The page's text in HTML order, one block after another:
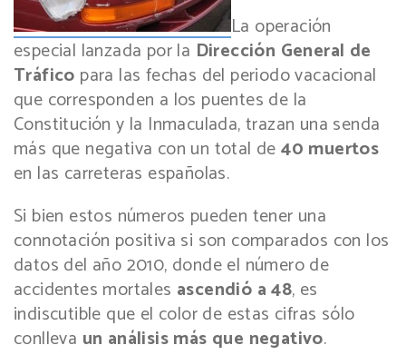
La operación
especial lanzada por la Dirección General de
Tráfico para las fechas del periodo vacacional
que corresponden a los puentes de la
Constitución y la Inmaculada, trazan una senda
más que negativa con un total de40 muertos
en las carreteras españolas.
Si bien estos números pueden tener una
connotación positiva si son comparados con los
datos del año 2010, donde el número de
accidentes mortales ascendió a 48, es
indiscutible que el color de estas cifras sólo
conlleva un análisis más que negativo.